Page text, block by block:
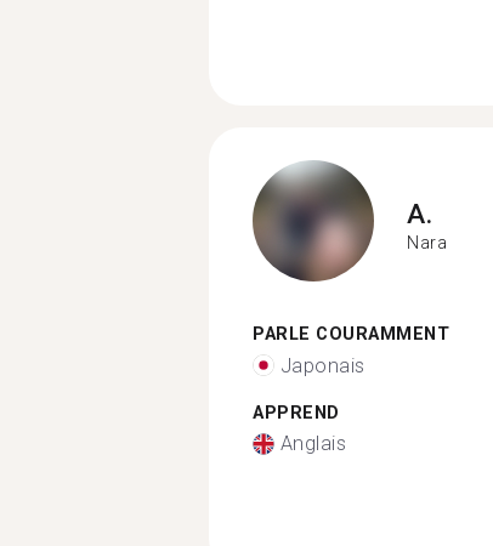
A.
Nara
PARLE COURAMMENT
Japonais
APPREND
Anglais